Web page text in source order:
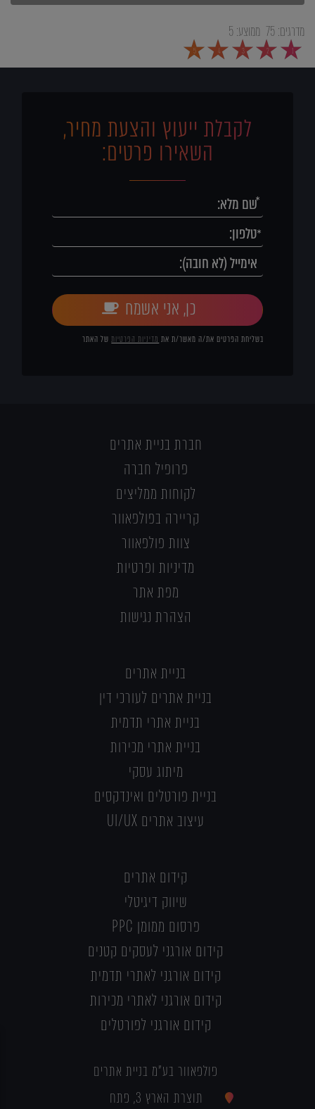
מדרגים:75 ממוצע:5
1
2
3
4
5
לקבלת ייעוץ והצעת מחיר,
השאירו פרטים:
כן, אני אשמח
בשליחת הפרטים את/ה מאשר/ת את מדיניות הפרטיותשל האתר
חברת בניית אתרים
פרופיל חברה
לקוחות ממליצים
קריירה בפולפאוור
צוות פולפאוור
מדיניות ופרטיות
מפת אתר
הצהרת נגישות
בניית אתרים
בניית אתרים לעורכי דין
בניית אתרי תדמית
בניית אתרי מכירות
מיתוג עסקי
בניית פורטלים ואינדקסים
עיצוב אתרים UI/UX
קידום אתרים
שיווק דיגיטלי
פרסום ממומן PPC
קידום אורגני לעסקים קטנים
קידום אורגני לאתרי תדמית
קידום אורגני לאתרי מכירות
קידום אורגני לפורטלים
פולפאוור בע"מ בניית אתרים
תוצרת הארץ 3, פתח